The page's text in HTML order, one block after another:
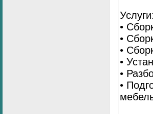
Услуги:
•
•
•
•
•
•